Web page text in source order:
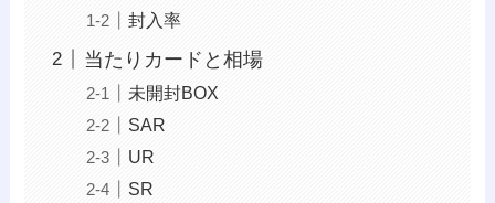
封入率
当たりカードと相場
未開封BOX
SAR
UR
SR